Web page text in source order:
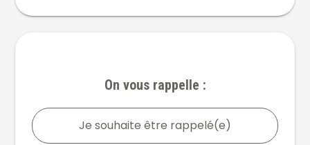
On vous rappelle :
Je souhaite être rappelé(e)